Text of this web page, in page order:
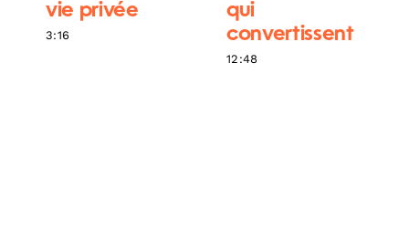
vie privée
3:16
qui
convertissent
12:48